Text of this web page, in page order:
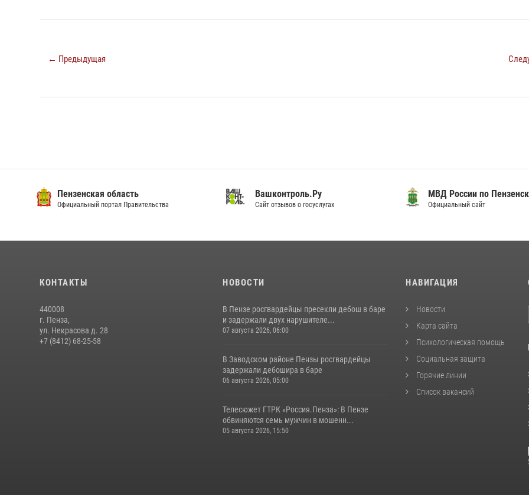
← Предыдущая
Пензенская область
Официальный портал Правительства
Вашконтроль.Ру
Сайт отзывов о госуслугах
МВД России по
Официальный сайт
КОНТАКТЫ
440008
г. Пенза,
ул. Некрасова д. 28
+7 (8412) 68-25-58
НОВОСТИ
В Пензе росгвардейцы пресекли дебош в баре
и задержали двух нарушителе...
07 августа 2026, 06:00
В Заводском районе Пензы росгвардейцы
задержали дебошира в баре
06 августа 2026, 05:00
Телесюжет ГТРК «Россия.Пенза»: В Пензе
обвиняются семь мужчин в мошенн...
05 августа 2026, 15:50
НАВИГАЦИЯ
Новости
Карта сайта
Психологическая помощь
Социальная защита
Горячие линии
Список вакансий